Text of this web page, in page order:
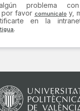
¿Necesitas
problema
por favor
y,
en la
.